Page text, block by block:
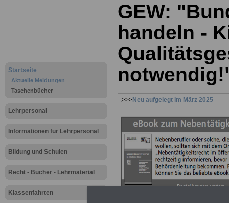
Startseite
Aktuelle Meldungen
Taschenbücher
Lehrpersonal
Informationen für Lehrpersonal
Bildung und Schulen
Recht - Bücher - Lehrmaterial
Klassenfahrten
GEW:
handeln -
.>>>Neu aufgelegt im März 2025